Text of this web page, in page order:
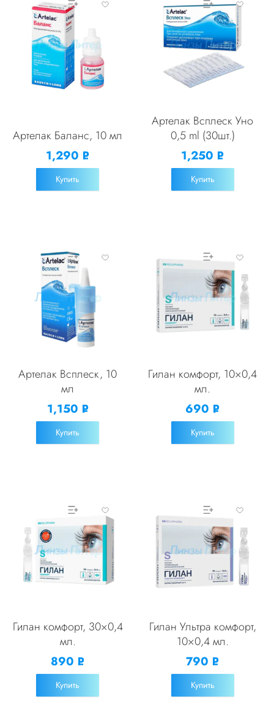
Артелак Баланс, 10 мл
1,290 Р
УБ.
Купить
Артелак Всплеск Уно
0,5 ml (30шт.)
1,250 Р
УБ.
Купить
Артелак Всплеск, 10
мл
1,150 Р
УБ.
Купить
Гилан комфорт, 10×0,4
мл.
690 Р
УБ.
Купить
Гилан комфорт, 30×0,4
мл.
890 Р
УБ.
Купить
Гилан Ультра комфорт,
10×0,4 мл.
790 Р
УБ.
Купить